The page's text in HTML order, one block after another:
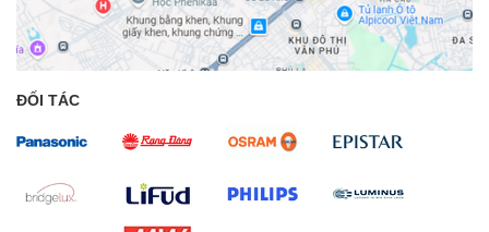
ĐỐI TÁC